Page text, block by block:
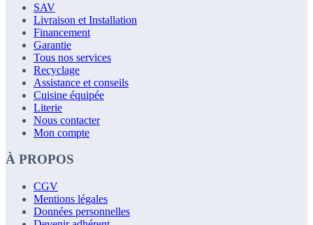
SAV
Livraison et Installation
Financement
Garantie
Tous nos services
Recyclage
Assistance et conseils
Cuisine équipée
Literie
Nous contacter
Mon compte
À PROPOS
CGV
Mentions légales
Données personnelles